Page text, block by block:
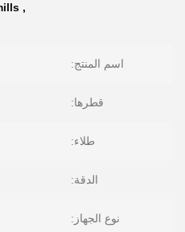
,
اسم المنتج:
قطرها:
طلاء:
الدقة:
نوع الجهاز: